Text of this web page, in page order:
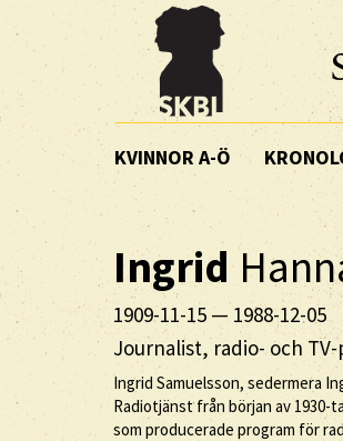
KVINNOR A-Ö
Ingrid
1909-11-15 — 1988-12-05
Journalist, radio- och
Ingrid Samuelsson, sedermera
Radiotjänst från början av
som producerade program för